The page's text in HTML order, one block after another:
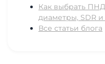
Как выбрать ПНД
диаметры, SDR
Все статьи блога